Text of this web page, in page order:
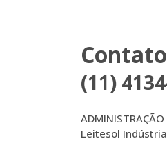
(11)
ADMINISTRAÇÃO
Leitesol